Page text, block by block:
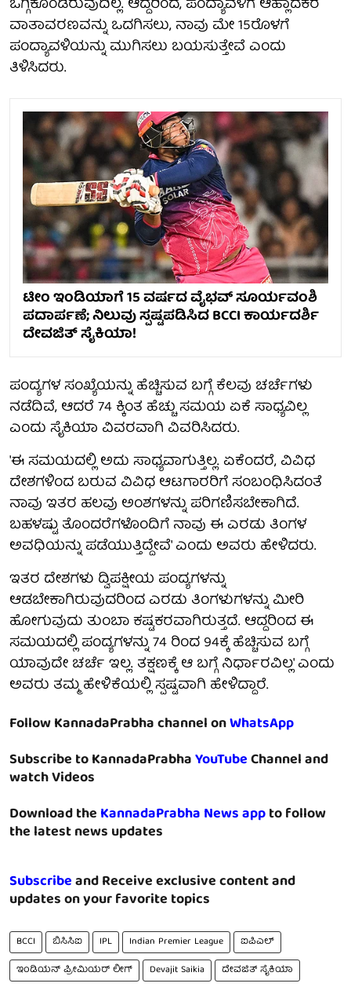
ಒಗ್ಗಿಕೊಂಡಿರುವುದಿಲ್ಲ. ಆದ್ದರಿಂದ, ಪಂದ್ಯಾವಳಿಗೆ ಆಹ್ಲಾದಕರ
ವಾತಾವರಣವನ್ನು ಒದಗಿಸಲು, ನಾವು ಮೇ 15ರೊಳಗೆ
ಪಂದ್ಯಾವಳಿಯನ್ನು ಮುಗಿಸಲು ಬಯಸುತ್ತೇವೆ ಎಂದು
ತಿಳಿಸಿದರು.
ಟೀಂ ಇಂಡಿಯಾಗೆ 15 ವರ್ಷದ ವೈಭವ್ ಸೂರ್ಯವಂಶಿ
ಪದಾರ್ಪಣೆ; ನಿಲುವು ಸ್ಪಷ್ಟಪಡಿಸಿದ BCCI ಕಾರ್ಯದರ್ಶಿ
ದೇವಜಿತ್ ಸೈಕಿಯಾ!
ಪಂದ್ಯಗಳ ಸಂಖ್ಯೆಯನ್ನು ಹೆಚ್ಚಿಸುವ ಬಗ್ಗೆ ಕೆಲವು ಚರ್ಚೆಗಳು
ನಡೆದಿವೆ, ಆದರೆ 74 ಕ್ಕಿಂತ ಹೆಚ್ಚು ಸಮಯ ಏಕೆ ಸಾಧ್ಯವಿಲ್ಲ
ಎಂದು ಸೈಕಿಯಾ ವಿವರವಾಗಿ ವಿವರಿಸಿದರು.
'ಈ ಸಮಯದಲ್ಲಿ ಅದು ಸಾಧ್ಯವಾಗುತ್ತಿಲ್ಲ. ಏಕೆಂದರೆ, ವಿವಿಧ
ದೇಶಗಳಿಂದ ಬರುವ ವಿವಿಧ ಆಟಗಾರರಿಗೆ ಸಂಬಂಧಿಸಿದಂತೆ
ನಾವು ಇತರ ಹಲವು ಅಂಶಗಳನ್ನು ಪರಿಗಣಿಸಬೇಕಾಗಿದೆ.
ಬಹಳಷ್ಟು ತೊಂದರೆಗಳೊಂದಿಗೆ ನಾವು ಈ ಎರಡು ತಿಂಗಳ
ಅವಧಿಯನ್ನು ಪಡೆಯುತ್ತಿದ್ದೇವೆ' ಎಂದು ಅವರು ಹೇಳಿದರು.
ಇತರ ದೇಶಗಳು ದ್ವಿಪಕ್ಷೀಯ ಪಂದ್ಯಗಳನ್ನು
ಆಡಬೇಕಾಗಿರುವುದರಿಂದ ಎರಡು ತಿಂಗಳುಗಳನ್ನು ಮೀರಿ
ಹೋಗುವುದು ತುಂಬಾ ಕಷ್ಟಕರವಾಗಿರುತ್ತದೆ. ಆದ್ದರಿಂದ ಈ
ಸಮಯದಲ್ಲಿ ಪಂದ್ಯಗಳನ್ನು 74 ರಿಂದ 94ಕ್ಕೆ ಹೆಚ್ಚಿಸುವ ಬಗ್ಗೆ
ಯಾವುದೇ ಚರ್ಚೆ ಇಲ್ಲ. ತಕ್ಷಣಕ್ಕೆ ಆ ಬಗ್ಗೆ ನಿರ್ಧಾರವಿಲ್ಲ' ಎಂದು
ಅವರು ತಮ್ಮ ಹೇಳಿಕೆಯಲ್ಲಿ ಸ್ಪಷ್ಟವಾಗಿ ಹೇಳಿದ್ದಾರೆ.
Follow KannadaPrabha channel onWhatsApp
Subscribe to KannadaPrabhaYouTubeChannel and
watch Videos
Download theKannadaPrabha News appto follow
the latest news updates
Subscribeand Receive exclusive content and
updates on your favorite topics
BCCI ಬಿಸಿಸಿಐ IPL Indian Premier League
ಐಪಿಎಲ್
ಇಂಡಿಯನ್ ಪ್ರೀಮಿಯರ್ ಲೀಗ್
Devajit Saikia ದೇವಜಿತ್ ಸೈಕಿಯಾ